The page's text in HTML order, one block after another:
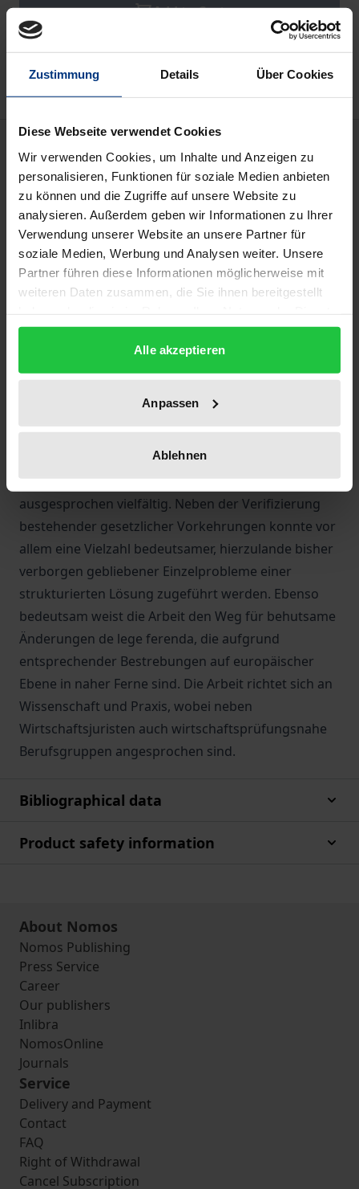
Zustimmung Details Über Cookies
Diese Webseite verwendet Cookies
Wir verwenden Cookies, um Inhalte und Anzeigen zu
personalisieren, Funktionen für soziale Medien anbieten
zu können und die Zugriffe auf unsere Website zu
analysieren. Außerdem geben wir Informationen zu Ihrer
Verwendung unserer Website an unsere Partner für
soziale Medien, Werbung und Analysen weiter. Unsere
Partner führen diese Informationen möglicherweise mit
weiteren Daten zusammen, die Sie ihnen bereitgestellt
gesammelt haben.
Alle akzeptieren
Anpassen
Ablehnen
Add to Cart
Add to Wish List
Delivery cost notice
Description
Die in der Wissenschaft bislang vernachlässigte
aktienrechtliche Sonderprüfung (§§ 142-146, 315
AktG) gehört zu den Eckpfeilern des
aktienrechtlichen Überwachungs- und
Kontrollsystems. Als erste Monografie seit über
vierzig Jahren unternimmt es die Arbeit, der
Sonderprüfung eine breitere wissenschaftliche Basis
zu bereiten und damit zugleich Lösungen für die
Praxis anzubieten. Grundlage der Arbeit ist ein die
der Niederlande einschließender Rechtsvergleich,
der auch rechtsökonomischen Gedanken Platz
einräumt. Die Arbeitsergebnisse sind aufgrund des
reichhaltigen rechtsvergleichenden Fundus
ausgesprochen vielfältig. Neben der Verifizierung
bestehender gesetzlicher Vorkehrungen konnte vor
allem eine Vielzahl bedeutsamer, hierzulande bisher
verborgen gebliebener Einzelprobleme einer
strukturierten Lösung zugeführt werden. Ebenso
bedeutsam weist die Arbeit den Weg für behutsame
Änderungen de lege ferenda, die aufgrund
entsprechender Bestrebungen auf europäischer
Ebene in naher Ferne sind. Die Arbeit richtet sich an
Wissenschaft und Praxis, wobei neben
Wirtschaftsjuristen auch wirtschaftsprüfungsnahe
Berufsgruppen angesprochen sind.
Bibliographical data
Product safety information
About Nomos
Nomos Publishing
Press Service
Career
Our publishers
Inlibra
NomosOnline
Journals
Service
Delivery and Payment
Contact
FAQ
Right of Withdrawal
Cancel Subscription